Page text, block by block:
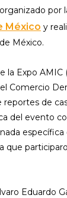
por
México y
México.
la Expo AMIC
Comercio
reportes de
del evento
específica
que
Eduardo